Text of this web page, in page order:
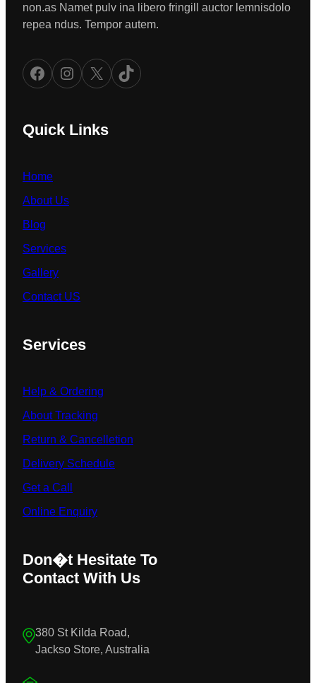
non.as Namet pulv ina libero fringill auctor lemnisdolo
repea ndus. Tempor autem.
Facebook Instagram X TikTok
Quick Links
Home
About Us
Blog
Services
Gallery
Contact US
Services
Help & Ordering
About Tracking
Return & Cancelletion
Delivery Schedule
Get a Call
Online Enquiry
Don�t Hesitate To
Contact With Us
380 St Kilda Road,
Jackso Store, Australia